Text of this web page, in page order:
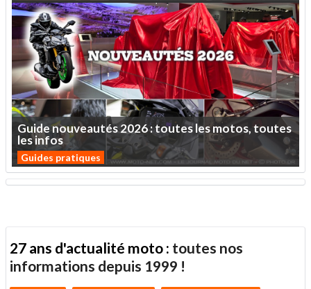
Guidenouveautés2026:touteslesmotos,toutes
lesinfos
Guides pratiques
27 ans d'actualité moto : toutes nos
informations depuis 1999 !